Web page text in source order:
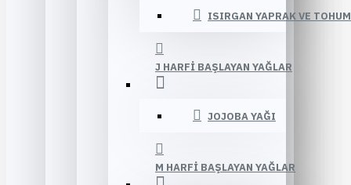
ISIRGAN YAPRAK VE
J HARFI BAŞLAYAN YAĞLAR
JOJOBA YAĞI
M HARFI BAŞLAYAN YAĞLAR